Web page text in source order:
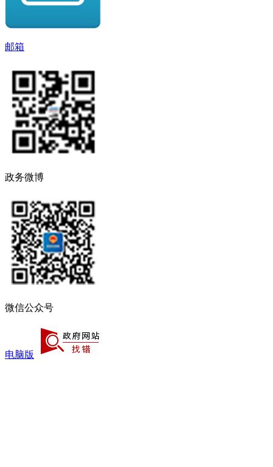
邮箱
政务微博
微信公众号
电脑版